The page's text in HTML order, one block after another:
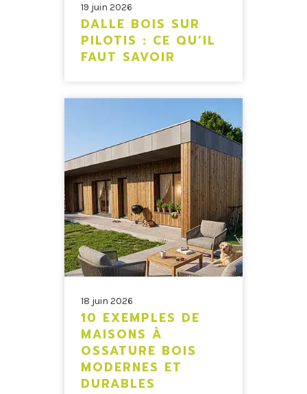
19 juin 2026
DALLE BOIS SUR
PILOTIS : CE QU’IL
FAUT SAVOIR
18 juin 2026
10 EXEMPLES DE
MAISONS À
OSSATURE BOIS
MODERNES ET
DURABLES